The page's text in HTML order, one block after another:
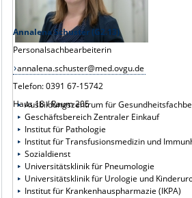
Annalena Schuster (G2.13)
Personalsachbearbeiterin
annalena.schuster@med.ovgu.de
Telefon: 0391 67-15742
Haus 18 / Raum 205
Ausbildungszentrum für
Geschäftsbereich Zentraler Einkauf
Institut für Pathologie
Institut für Transfusionsmedizin und
Sozialdienst
Universitätsklinik für Pneumologie
Universitätsklinik für Urologie und
Institut für Krankenhauspharmazie (IKPA)